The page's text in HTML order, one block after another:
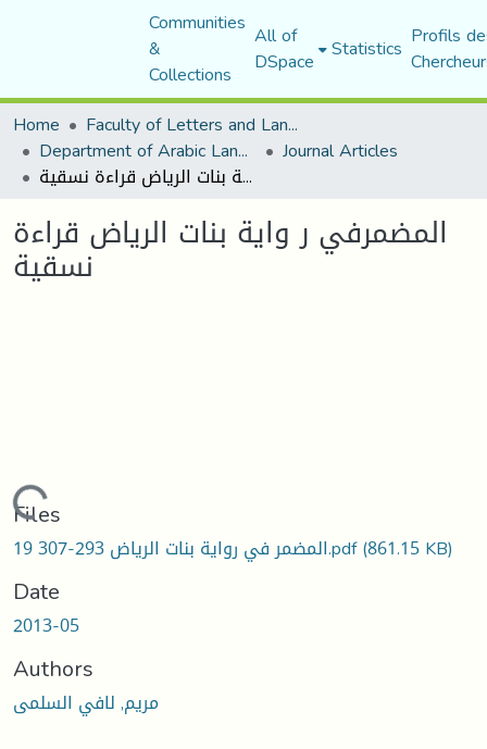
Communities
&
Collections
All of
DSpace Statistics Profils
Home
Faculty of Letters and Languages
Department of Arabic Language and Literature Journal Articles
المضمرفي ر واية بنات الرياض قراءة نسقية
المضمرفي ر واية بنات الرياض قراءة
نسقية
Loading...
Files
19 المضمر في رواية بنات الرياض 293-307.pdf(861.15 KB)
Date
2013-05
Authors
مريم, لافي السلمى